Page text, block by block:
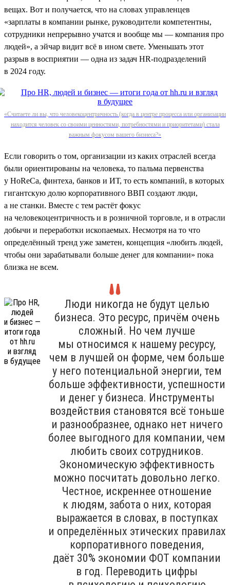
вещах. Вот и получается, что на словах управленцев
«зарплаты в компании рынке, руководители компетентны,
сотрудники непрерывно учатся и вообще мы — компания про
людей», а эйчар видит всё в ином свете. Уменьшать этот
разрыв в восприятии — одна из задач HR-подразделений
в 2024 году.
«Считаете ли вы, что человекоцентричность (когда в центре процесса или организации
находится человек со своими ценностями, потребностями и приоритетами) стала
важным фокусом вашего бизнеса?»
Если говорить о том, организации из каких отраслей всегда
были ориентированы на человека, то пальма первенства
у HoReCa, финтеха, банков и ИТ, то есть компаний, в которых
гигантскую долю корпоративного ВВП создают люди,
а не станки. Вместе с тем растёт фокус
на человекоцентричность и в розничной торговле, и в отрасли
добычи и переработки ископаемых. Несмотря на то что
определённый тренд уже заметен, концепция «любить людей,
чтобы они зарабатывали больше денег для компании» пока
близка не всем.
Люди никогда не будут целью
бизнеса. Это ресурс, причём очень
сложный. Но чем лучше
мы относимся к нашему ресурсу,
чем в лучшей он форме, чем больше
у него потенциальной энергии, тем
больше эффективности, успешности
и денег у бизнеса. Инструменты
воздействия становятся всё тоньше
и разнообразнее, однако нет ничего
более выгодного для компании, чем
любить своих сотрудников.
Экономическую эффективность
можно посчитать довольно легко.
Честное, искреннее отношение
к людям, забота о них, которая
выражается в словах, в поступках
и определённых этических правилах
корпоративного поведения,
даёт 30% экономии ФОТ компании
в год. Переводить цифры